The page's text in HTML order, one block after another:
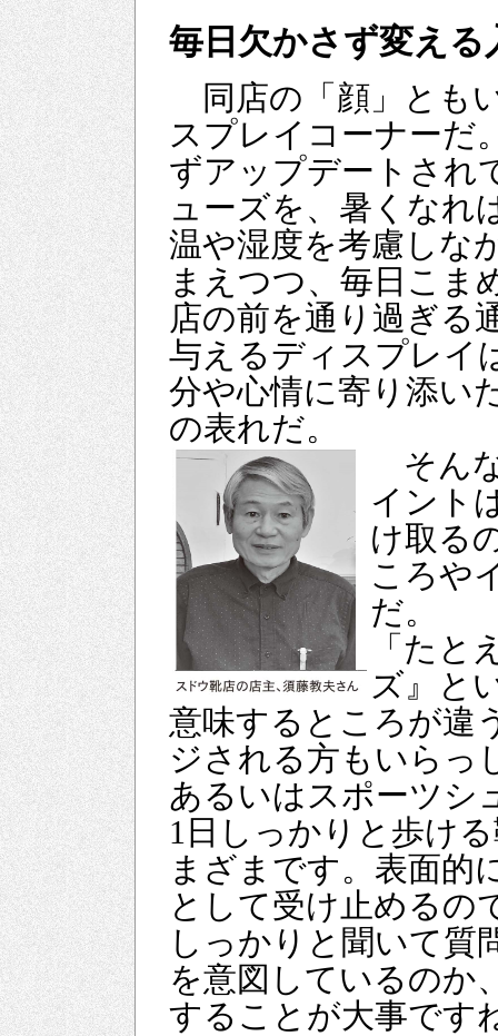
毎日欠かさず変え
同店の「顔」とも
スプレイコーナーだ
ずアップデートされ
ューズを、暑くなれ
温や湿度を考慮しな
まえつつ、毎日こま
店の前を通り過ぎる
与えるディスプレイ
分や心情に寄り添い
の表れだ。
そん
イント
け取る
ころや
だ。
「たと
ズ』と
意味するところが違
ジされる方もいらっ
あるいはスポーツシ
1日しっかりと歩け
まざまです。表面的
として受け止めるの
しっかりと聞いて質
を意図しているのか
することが大事です